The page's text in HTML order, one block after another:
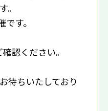
。
す。
認ください。
待ちいたしており